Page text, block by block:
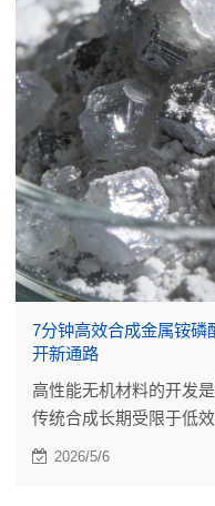
7分钟高效合成金属铵磷
开新通路
高性能无机材料的开发
传统合成长期受限于低
Reports》发表的一项研
2026/5/6